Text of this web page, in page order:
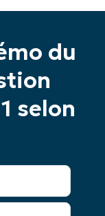
du
selon
14 jours
complet à